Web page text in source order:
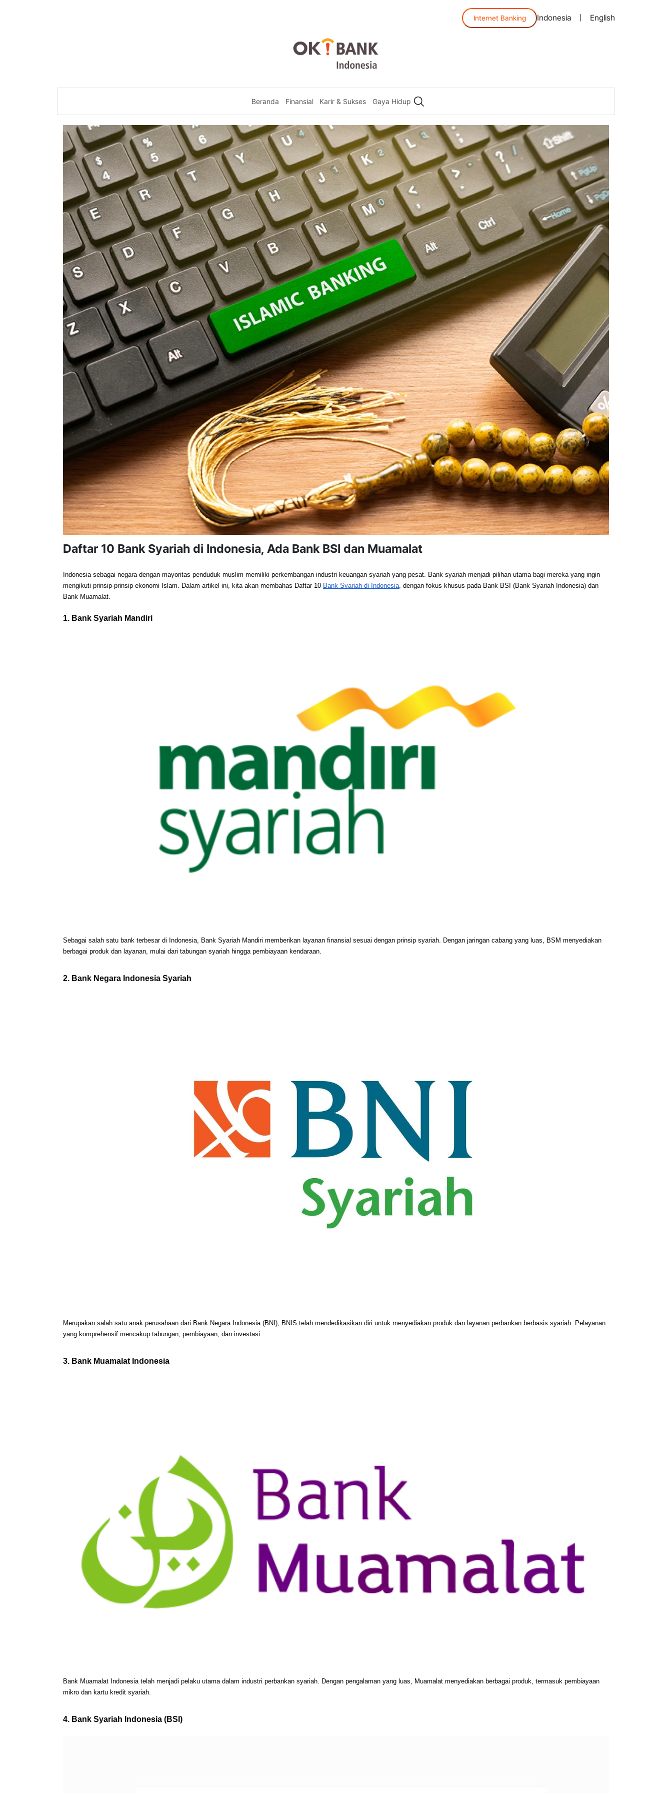
Internet Banking Indonesia English
Beranda Finansial Karir & Sukses Gaya Hidup
Daftar 10 Bank Syariah di Indonesia, Ada Bank BSI dan Muamalat
Indonesia sebagai negara dengan mayoritas penduduk muslim memiliki perkembangan industri keuangan syariah yang pesat. Bank syariah menjadi pilihan utama bagi mereka yang ingin
mengikuti prinsip-prinsip ekonomi Islam. Dalam artikel ini, kita akan membahas Daftar 10 Bank Syariah di Indonesia, dengan fokus khusus pada Bank BSI (Bank Syariah Indonesia) dan
Bank Muamalat.
1. Bank Syariah Mandiri
Sebagai salah satu bank terbesar di Indonesia, Bank Syariah Mandiri memberikan layanan finansial sesuai dengan prinsip syariah. Dengan jaringan cabang yang luas, BSM menyediakan
berbagai produk dan layanan, mulai dari tabungan syariah hingga pembiayaan kendaraan.
2. Bank Negara Indonesia Syariah
Merupakan salah satu anak perusahaan dari Bank Negara Indonesia (BNI), BNIS telah mendedikasikan diri untuk menyediakan produk dan layanan perbankan berbasis syariah. Pelayanan
yang komprehensif mencakup tabungan, pembiayaan, dan investasi.
3. Bank Muamalat Indonesia
Bank Muamalat Indonesia telah menjadi pelaku utama dalam industri perbankan syariah. Dengan pengalaman yang luas, Muamalat menyediakan berbagai produk, termasuk pembiayaan
mikro dan kartu kredit syariah.
4. Bank Syariah Indonesia (BSI)